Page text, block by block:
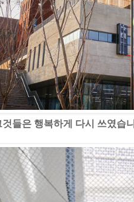
들은 행복하게 다시 쓰였습